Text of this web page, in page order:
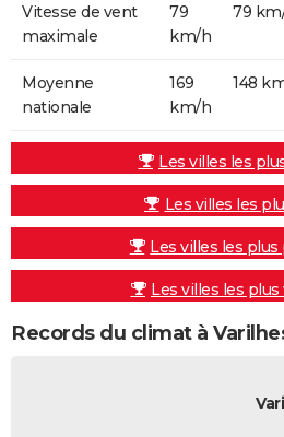
Vitesse de vent
maximale
79
km/h
79
Moyenne
nationale
169
km/h
148
Les villes les
Les villes les
Les villes les plus
Les villes les
Records du climat à